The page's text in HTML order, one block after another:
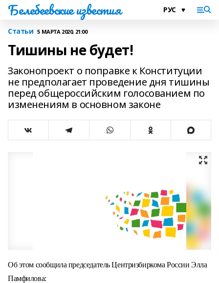
Белебеевские известия
Статьи 5 МАРТА 2020, 21:00
Тишины не будет!
Законопроект о поправке к Конституции
не предполагает проведение дня тишины
перед общероссийским голосованием по
изменениям в основном законе
Об этом сообщила председатель Центризбиркома России Элла
Памфилова: